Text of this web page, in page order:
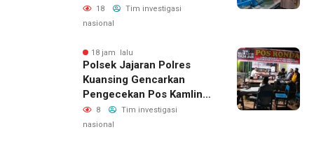
Dikonsumsi
18
Tim investigasi
nasional
18 jam lalu
Polsek Jajaran Polres
Kuansing Gencarkan
Pengecekan Pos Kamling,
Kapolres Ajak Warga Aktif
Jaga Keamanan
8
Tim investigasi
nasional